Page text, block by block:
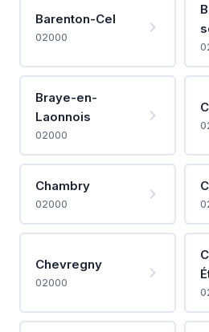
Barenton-Cel
02000
Braye-en-
Laonnois
02000
Chambry
02000
Chevregny
02000